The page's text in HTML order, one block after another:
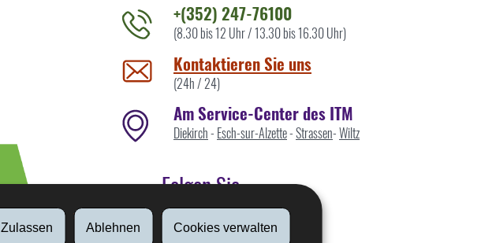
Zulassen Ablehnen Cookies verwalten
Kontaktieren
Sie
uns
+(352) 247-76100
(8.30 bis 12 Uhr / 13.30 bis 16.30 Uhr)
Kontaktieren Sie uns
(24h / 24)
Am Service-Center des ITM
Diekirch- Esch-sur-Alzette-Strassen-Wiltz
Folgen Sie
Linkedin